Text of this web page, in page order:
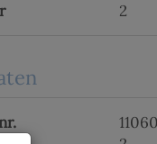
2
11060